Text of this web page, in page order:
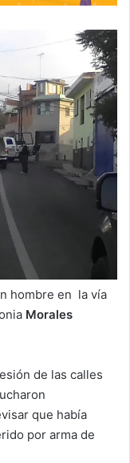
hombre en la vía
Morales
de las calles
que había
por arma de